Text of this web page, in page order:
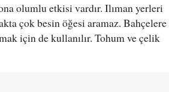
olumlu etkisi vardır. Ilıman yerleri
çok besin öğesi aramaz. Bahçelere
için de kullanılır. Tohum ve çelik